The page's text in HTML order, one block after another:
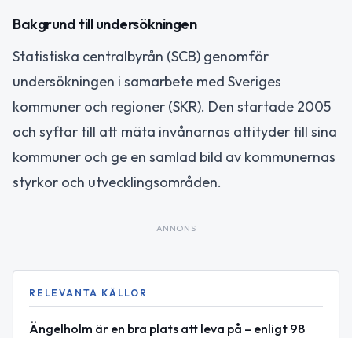
Bakgrund till undersökningen
Statistiska centralbyrån (SCB) genomför
undersökningen i samarbete med Sveriges
kommuner och regioner (SKR). Den startade 2005
och syftar till att mäta invånarnas attityder till sina
kommuner och ge en samlad bild av kommunernas
styrkor och utvecklingsområden.
ANNONS
RELEVANTA KÄLLOR
Ängelholm är en bra plats att leva på – enligt 98